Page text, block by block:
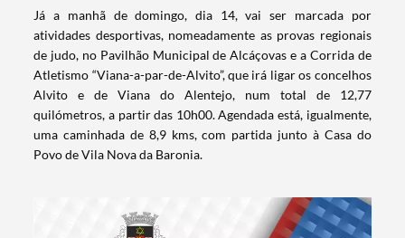
Já a manhã de domingo, dia 14, vai ser marcada por
atividades desportivas, nomeadamente as provas regionais
de judo, no Pavilhão Municipal de Alcáçovas e a Corrida de
Atletismo “Viana-a-par-de-Alvito”, que irá ligar os concelhos
Alvito e de Viana do Alentejo, num total de 12,77
quilómetros, a partir das 10h00. Agendada está, igualmente,
uma caminhada de 8,9 kms, com partida junto à Casa do
Povo de Vila Nova da Baronia.